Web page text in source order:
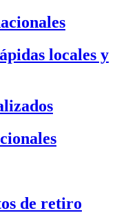
locales y
de retiro